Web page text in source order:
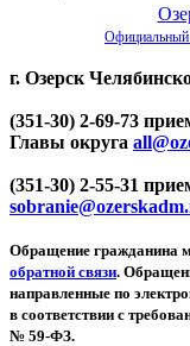
Официальный
г. Озерск
(351-30) 2-69-73
Главы округа
(351-30) 2-55-31
Обращение гражданина
обратной связи.
направленные по
в соответствии с
№ 59-ФЗ.